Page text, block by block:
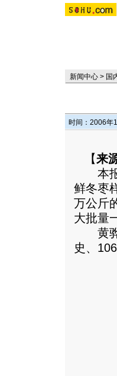
新闻中心 > 国
时间：2006年
【来
本报
鲜冬枣
万公斤
大批量
黄骅
史、